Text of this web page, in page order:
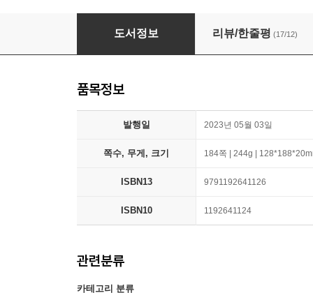
마침내 운전
도서정보 리뷰/한줄평 (17/12)
품목정보
발행일 2023년 05월 03일
쪽수, 무게, 크기 184쪽 | 244g |
ISBN13 9791192641126
ISBN10 1192641124
관련분류
카테고리 분류